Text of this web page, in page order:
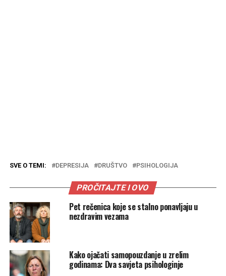
SVE O TEMI: DEPRESIJA DRUŠTVO PSIHOLOGIJA
PROČITAJTE I OVO
Pet rečenica koje se stalno ponavljaju u
nezdravim vezama
Kako ojačati samopouzdanje u zrelim
godinama: Dva savjeta psihologinje